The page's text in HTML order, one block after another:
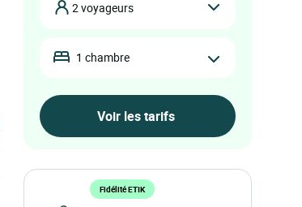
2 voyageurs
1 chambre
Fidélité ETIK